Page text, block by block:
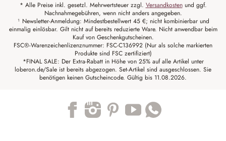
* Alle Preise inkl. gesetzl. Mehrwertsteuer zzgl. Versandkostenund ggf.
Nachnahmegebühren, wenn nicht anders angegeben.
¹ Newsletter-Anmeldung: Mindestbestellwert 45 €; nicht kombinierbar und
einmalig einlösbar. Gilt nicht auf bereits reduzierte Ware. Nicht anwendbar beim
Kauf von Geschenkgutscheinen.
FSC®-Warenzeichenlizenznummer: FSC-C136992 (Nur als solche markierten
Produkte sind FSC zertifiziert)
*FINAL SALE: Der Extra-Rabatt in Höhe von 25% auf alle Artikel unter
loberon.de/Sale ist bereits abgezogen. Set-Artikel sind ausgeschlossen. Sie
benötigen keinen Gutscheincode. Gültig bis 11.08.2026.